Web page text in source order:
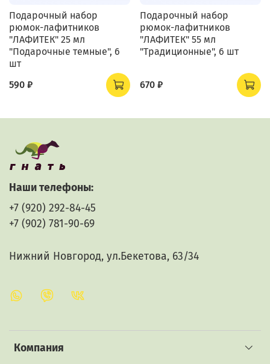
Подарочный набор
рюмок-лафитников
"ЛАФИТЕК" 25 мл
"Подарочные темные", 6
шт
590 ₽
Подарочный набор
рюмок-лафитников
"ЛАФИТЕК" 55 мл
"Традиционные", 6 шт
670 ₽
Компания
Наши телефоны:
+7 (920) 292-84-45
+7 (902) 781-90-69
Нижний Новгород, ул.Бекетова, 63/34